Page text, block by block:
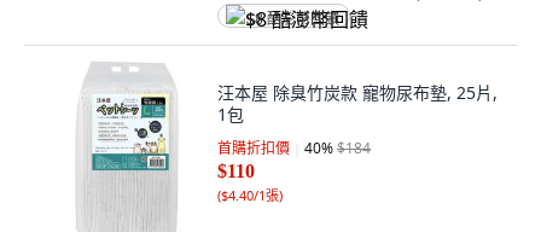
$8 酷澎幣回饋
汪本屋 除臭竹炭款 寵物尿布墊, 25片,
1包
首購折扣價 40%$184
$110
($4.40/1張)